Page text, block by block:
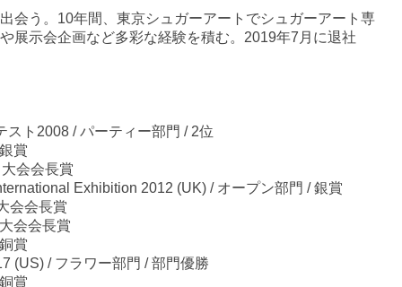
会う。10年間、東京シュガーアートでシュガーアート専
展示会企画など多彩な経験を積む。2019年7月に退社
スト2008 / パーティー部門 / 2位
賞
会会長賞
Exhibition 2012 (UK) / オープン部門 / 銀賞
会会長賞
会会長賞
賞
(US) / フラワー部門 / 部門優勝
賞